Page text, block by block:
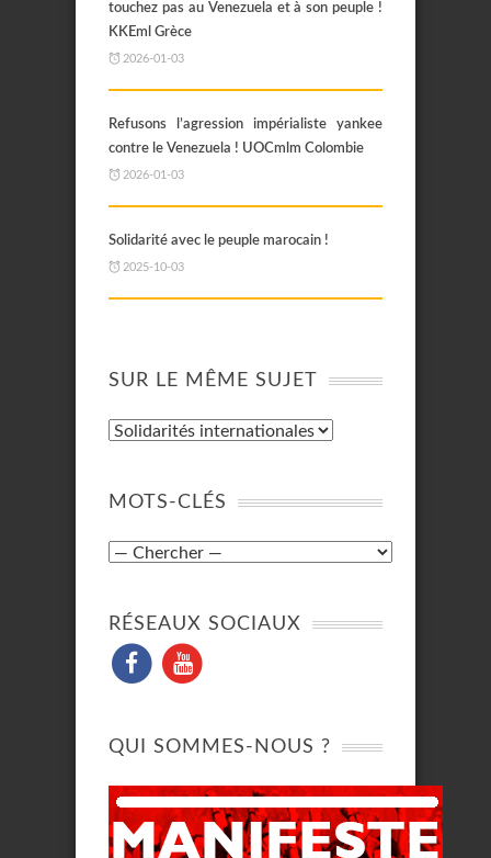
touchez pas au Venezuela et à son peuple !
KKEml Grèce
2026-01-03
Refusons l’agression impérialiste yankee
contre le Venezuela ! UOCmlm Colombie
2026-01-03
Solidarité avec le peuple marocain !
2025-10-03
SUR LE MÊME SUJET
MOTS-CLÉS
RÉSEAUX SOCIAUX
QUI SOMMES-NOUS ?